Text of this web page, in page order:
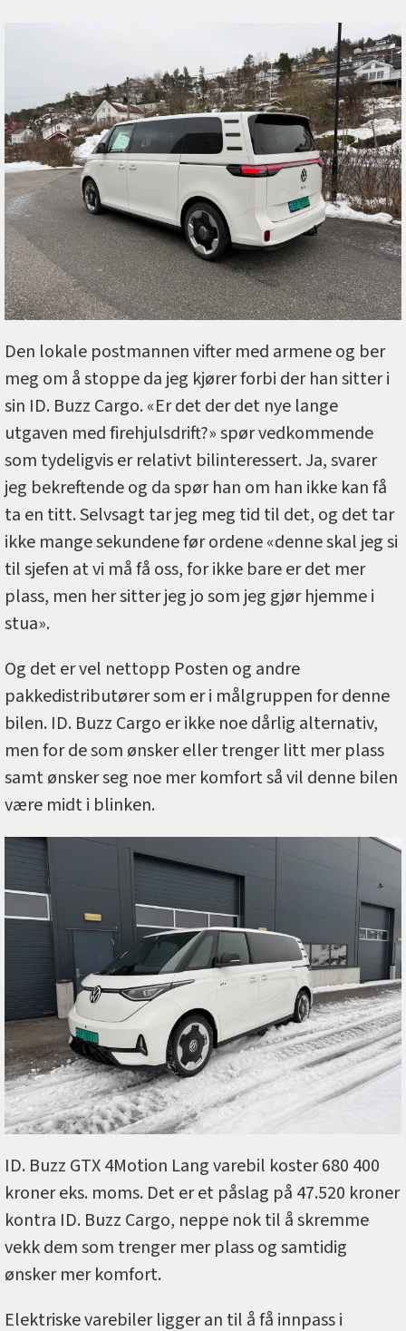
Den lokale postmannen vifter med armene og ber
meg om å stoppe da jeg kjører forbi der han sitter i
sin ID. Buzz Cargo. «Er det der det nye lange
utgaven med firehjulsdrift?» spør vedkommende
som tydeligvis er relativt bilinteressert. Ja, svarer
jeg bekreftende og da spør han om han ikke kan få
ta en titt. Selvsagt tar jeg meg tid til det, og det tar
ikke mange sekundene før ordene «denne skal jeg si
til sjefen at vi må få oss, for ikke bare er det mer
plass, men her sitter jeg jo som jeg gjør hjemme i
stua».
Og det er vel nettopp Posten og andre
pakkedistributører som er i målgruppen for denne
bilen. ID. Buzz Cargo er ikke noe dårlig alternativ,
men for de som ønsker eller trenger litt mer plass
samt ønsker seg noe mer komfort så vil denne bilen
være midt i blinken.
ID. Buzz GTX 4Motion Lang varebil koster 680 400
kroner eks. moms. Det er et påslag på 47.520 kroner
kontra ID. Buzz Cargo, neppe nok til å skremme
vekk dem som trenger mer plass og samtidig
ønsker mer komfort.
Elektriske varebiler ligger an til å få innpass i